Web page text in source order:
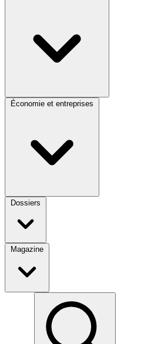
Économie et entreprises
Dossiers
Magazine